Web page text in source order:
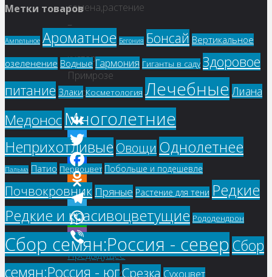
семена,растение
–
Лапчатка
кустарниковая
Примрозе
Бьюти
VK
Twitter
Facebook
Odnoklassniki
Telegram
WhatsApp
Viber
Предыдущее
изображение
Метки товаров
Ампельное Ароматное Бегония Бонсай Вертикальное
озеленение Водные Гармония Гиганты в саду Здоровое
питание Злаки Косметология Лечебные Лиана
МедоносМноголетние
Неприхотливые Овощи Однолетнее
Пальма Патио Первоцвет Побольше и подешевле
Почвокровник Пряные Растение для тени Редкие
Редкие и красивоцветущие Рододендрон
Сбор семян:Россия - северСбор
семян:Россия - югСрезка Сухоцвет